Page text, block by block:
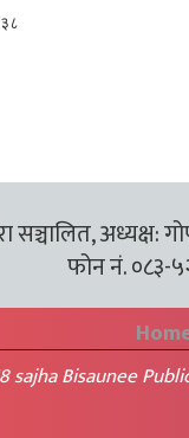
सञ्चालित, अध्यक्ष:
फोन नं. ०८३-
sajha Bisaunee